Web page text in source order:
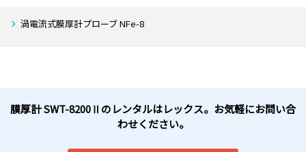
渦電流式膜厚計プローブ NFe-8
膜厚計 SWT-8200Ⅱのレンタルはレックス。お気軽にお問い合
わせください。